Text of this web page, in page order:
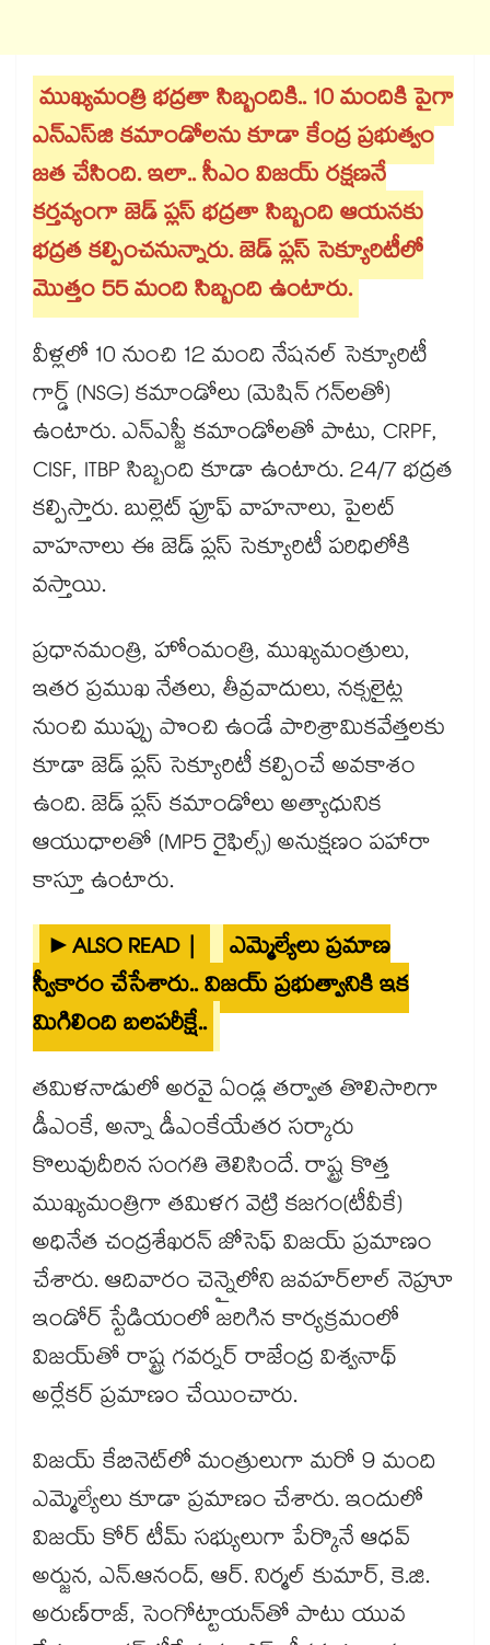
ముఖ్యమంత్రి భద్రతా సిబ్బందికి.. 10 మందికి పైగా
ఎన్‌ఎస్‌జి కమాండోలను కూడా కేంద్ర ప్రభుత్వం
జత చేసింది. ఇలా.. సీఎం విజయ్ రక్షణనే
కర్తవ్యంగా జెడ్ ప్లస్ భద్రతా సిబ్బంది ఆయనకు
భద్రత కల్పించనున్నారు. జెడ్ ప్లస్ సెక్యూరిటీలో
మొత్తం 55 మంది సిబ్బంది ఉంటారు.
వీళ్లలో 10 నుంచి 12 మంది నేషనల్ సెక్యూరిటీ
గార్డ్ (NSG) కమాండోలు (మెషిన్ గన్‌లతో)
ఉంటారు. ఎన్ఎస్జీ కమాండోలతో పాటు, CRPF,
CISF, ITBP సిబ్బంది కూడా ఉంటారు. 24/7 భద్రత
కల్పిస్తారు. బుల్లెట్ ప్రూఫ్ వాహనాలు, పైలట్
వాహనాలు ఈ జెడ్ ప్లస్ సెక్యూరిటీ పరిధిలోకి
వస్తాయి.
ప్రధానమంత్రి, హోంమంత్రి, ముఖ్యమంత్రులు,
ఇతర ప్రముఖ నేతలు, తీవ్రవాదులు, నక్సలైట్ల
నుంచి ముప్పు పొంచి ఉండే పారిశ్రామికవేత్తలకు
కూడా జెడ్ ప్లస్ సెక్యూరిటీ కల్పించే అవకాశం
ఉంది. జెడ్ ప్లస్ కమాండోలు అత్యాధునిక
ఆయుధాలతో (MP5 రైఫిల్స్) అనుక్షణం పహారా
కాస్తూ ఉంటారు.
►ALSO READ |
ఎమ్మెల్యేలు ప్రమాణ
స్వీకారం చేసేశారు.. విజయ్ ప్రభుత్వానికి ఇక
మిగిలింది బలపరీక్షే..
తమిళనాడులో అరవై ఏండ్ల తర్వాత తొలిసారిగా
డీఎంకే, అన్నా డీఎంకేయేతర సర్కారు
కొలువుదీరిన సంగతి తెలిసిందే. రాష్ట్ర కొత్త
ముఖ్యమంత్రిగా తమిళగ వెట్రి కజగం(టీవీకే)
అధినేత చంద్రశేఖరన్ జోసెఫ్ విజయ్ ప్రమాణం
చేశారు. ఆదివారం చెన్నైలోని జవహర్‌‌‌‌లాల్ నెహ్రూ
ఇండోర్ స్టేడియంలో జరిగిన కార్యక్రమంలో
విజయ్​తో రాష్ట్ర గవర్నర్ రాజేంద్ర విశ్వనాథ్
అర్లేకర్ ప్రమాణం చేయించారు.
విజయ్ కేబినెట్⁭లో మంత్రులుగా మరో 9 మంది
ఎమ్మెల్యేలు కూడా ప్రమాణం చేశారు. ఇందులో
విజయ్ కోర్ టీమ్ సభ్యులుగా పేర్కొనే ఆధవ్
అర్జున, ఎన్.ఆనంద్, ఆర్. నిర్మల్ కుమార్, కె.జి.
అరుణ్‌‌‌‌రాజ్, సెంగోట్టాయన్⁬తో పాటు యువ